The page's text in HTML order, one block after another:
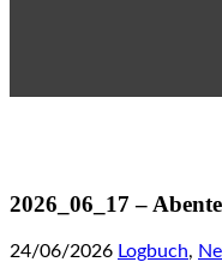
2026_06_17 –
24/06/2026 Logbuch,